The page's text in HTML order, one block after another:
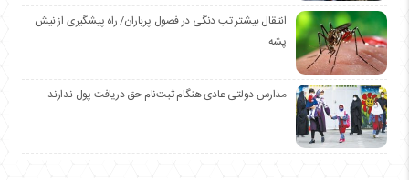
انتقال بیشتر تب دنگی در فصول پرباران/ راه پیشگیری از نیش
پشه
مدارس دولتی عادی هنگام ثبت‌نام حق دریافت پول ندارند